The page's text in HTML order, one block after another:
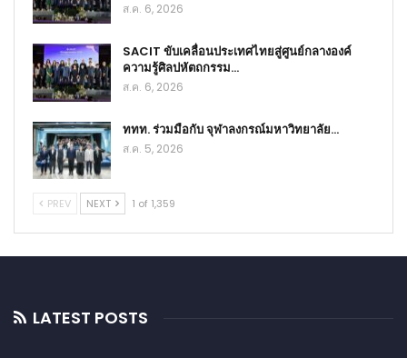
ส.ค. 6, 2026
SACIT ขับเคลื่อนประเทศไทยสู่ศูนย์กลางองค์
ความรู้ศิลปหัตถกรรม…
ส.ค. 6, 2026
ททท. ร่วมมือกับ จุฬาลงกรณ์มหาวิทยาลัย…
ส.ค. 5, 2026
PREV NEXT 1 of 1,359
LATEST POSTS